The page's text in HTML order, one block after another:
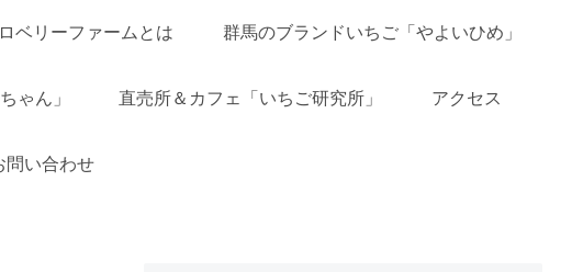
ベリーファームとは 群馬のブランドいちご「やよいひめ」
ゃん」 直売所＆カフェ「いちご研究所」 アクセス
問い合わせ